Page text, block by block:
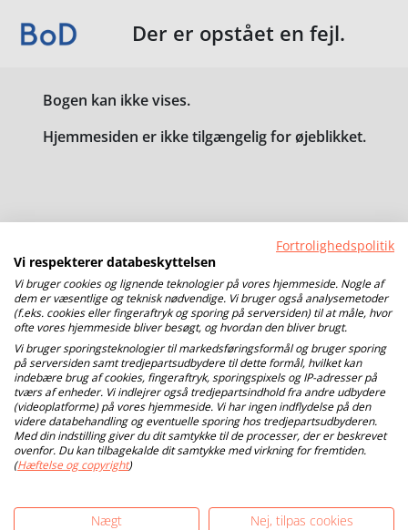
Der er opstået en fejl.
Bogen kan ikke vises.
Hjemmesiden er ikke tilgængelig for øjeblikket.
Fortrolighedspolitik
Vi respekterer databeskyttelsen
Vi bruger cookies og lignende teknologier på vores hjemmeside. Nogle af
dem er væsentlige og teknisk nødvendige. Vi bruger også analysemetoder
(f.eks. cookies eller fingeraftryk og sporing på serversiden) til at måle, hvor
ofte vores hjemmeside bliver besøgt, og hvordan den bliver brugt.
Vi bruger sporingsteknologier til markedsføringsformål og bruger sporing
på serversiden samt tredjepartsudbydere til dette formål, hvilket kan
indebære brug af cookies, fingeraftryk, sporingspixels og IP-adresser på
tværs af enheder. Vi indlejrer også tredjepartsindhold fra andre udbydere
(videoplatforme) på vores hjemmeside. Vi har ingen indflydelse på den
videre databehandling og eventuelle sporing hos tredjepartsudbyderen.
Med din indstilling giver du dit samtykke til de processer, der er beskrevet
ovenfor. Du kan tilbagekalde dit samtykke med virkning for fremtiden.
(Hæftelse og copyright)
Nægt
Nej, tilpas cookies